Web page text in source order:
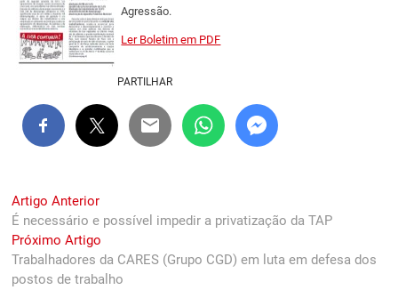
Agressão.
Ler Boletim em PDF
PARTILHAR
Navegação
de
artigos
Artigo AnteriorPrevious
post:
É necessário e possível impedir a privatização da TAP
Próximo Artigo
post:
Trabalhadores da CARES (Grupo CGD) em luta em defesa dos
postos de trabalho